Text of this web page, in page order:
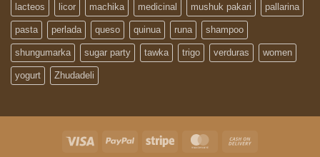
lacteos licor machika medicinal mushuk pakari pallarina
pasta perlada queso quinua runa shampoo
shungumarka sugar party tawka trigo verduras women
yogurt Zhudadeli
Visa PayPal Stripe MasterCard